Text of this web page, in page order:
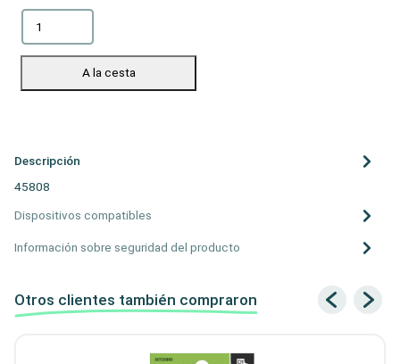
A la cesta
Descripción
45808
Dispositivos compatibles
Información sobre seguridad del producto
Otros clientes también compraron